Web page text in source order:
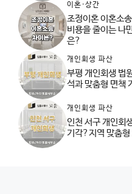
이혼·상간
조정이혼 이혼소
비용을 줄이는 나
은?
개인회생 파산
부평 개인회생 법
석과 맞춤형 면책
개인회생 파산
인천 서구 개인회
기각?지역 맞춤형